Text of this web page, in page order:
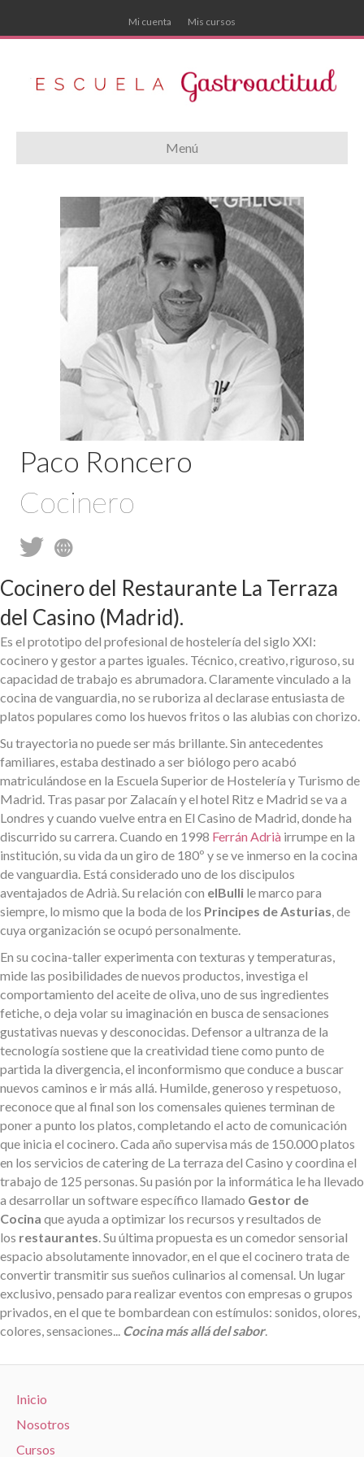
Mi cuenta Mis cursos
Menú
Paco Roncero
Cocinero
Cocinero del Restaurante La Terraza
del Casino (Madrid).
Es el prototipo del profesional de hostelería del siglo XXI:
cocinero y gestor a partes iguales. Técnico, creativo, riguroso, su
capacidad de trabajo es abrumadora. Claramente vinculado a la
cocina de vanguardia, no se ruboriza al declarase entusiasta de
platos populares como los huevos fritos o las alubias con chorizo.
Su trayectoria no puede ser más brillante. Sin antecedentes
familiares, estaba destinado a ser biólogo pero acabó
matriculándose en la Escuela Superior de Hostelería y Turismo de
Madrid. Tras pasar por Zalacaín y el hotel Ritz e Madrid se va a
Londres y cuando vuelve entra en El Casino de Madrid, donde ha
discurrido su carrera. Cuando en 1998 Ferrán Adrià irrumpe en la
institución, su vida da un giro de 180º y se ve inmerso en la cocina
de vanguardia. Está considerado uno de los discipulos
aventajados de Adrià. Su relación con elBulli le marco para
siempre, lo mismo que la boda de los Principes de Asturias , de
cuya organización se ocupó personalmente.
En su cocina-taller experimenta con texturas y temperaturas,
mide las posibilidades de nuevos productos, investiga el
comportamiento del aceite de oliva, uno de sus ingredientes
fetiche, o deja volar su imaginación en busca de sensaciones
gustativas nuevas y desconocidas. Defensor a ultranza de la
tecnología sostiene que la creatividad tiene como punto de
partida la divergencia, el inconformismo que conduce a buscar
nuevos caminos e ir más allá. Humilde, generoso y respetuoso,
reconoce que al final son los comensales quienes terminan de
poner a punto los platos, completando el acto de comunicación
que inicia el cocinero. Cada año supervisa más de 150.000 platos
en los servicios de catering de La terraza del Casino y coordina el
trabajo de 125 personas. Su pasión por la informática le ha llevado
a desarrollar un software específico llamado Gestor de
Cocina que ayuda a optimizar los recursos y resultados de
los restaurantes . Su última propuesta es un comedor sensorial
espacio absolutamente innovador, en el que el cocinero trata de
convertir transmitir sus sueños culinarios al comensal. Un lugar
exclusivo, pensado para realizar eventos con empresas o grupos
privados, en el que te bombardean con estímulos: sonidos, olores,
colores, sensaciones... Cocina más allá del sabor.
Inicio
Nosotros
Cursos